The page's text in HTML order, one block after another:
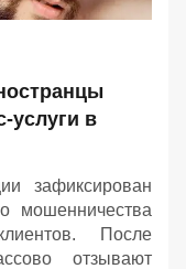
услуги в
зафиксирован
мошенничества
После
отзывают